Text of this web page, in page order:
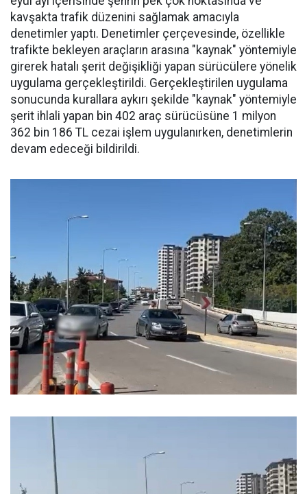
kavşakta trafik düzenini sağlamak amacıyla
denetimler yaptı. Denetimler çerçevesinde, özellikle
trafikte bekleyen araçların arasına "kaynak" yöntemiyle
girerek hatalı şerit değişikliği yapan sürücülere yönelik
uygulama gerçekleştirildi. Gerçekleştirilen uygulama
sonucunda kurallara aykırı şekilde "kaynak" yöntemiyle
şerit ihlali yapan bin 402 araç sürücüsüne 1 milyon
362 bin 186 TL cezai işlem uygulanırken, denetimlerin
devam edeceği bildirildi.